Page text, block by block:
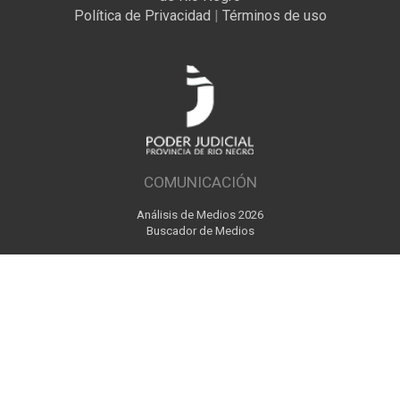
Política de Privacidad
Términos de uso
COMUNICACIÓN
Análisis de Medios 2026
Buscador de Medios